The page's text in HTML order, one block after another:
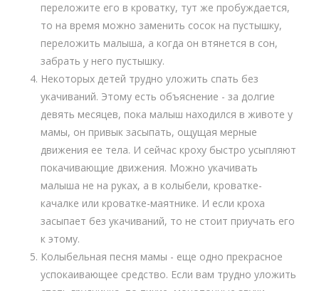
переложите его в кроватку, тут же пробуждается,
то на время можно заменить сосок на пустышку,
переложить малыша, а когда он втянется в сон,
забрать у него пустышку.
Некоторых детей трудно уложить спать без
укачиваний. Этому есть объяснение - за долгие
девять месяцев, пока малыш находился в животе у
мамы, он привык засыпать, ощущая мерные
движения ее тела. И сейчас кроху быстро усыпляют
покачивающие движения. Можно укачивать
малыша не на руках, а в колыбели, кроватке-
качалке или кроватке-маятнике. И если кроха
засыпает без укачиваний, то не стоит приучать его
к этому.
Колыбельная песня мамы - еще одно прекрасное
успокаивающее средство. Если вам трудно уложить